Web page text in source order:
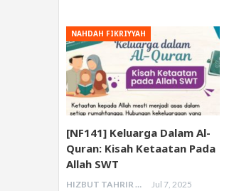
NAHDAH FIKRIYYAH
[NF141] Keluarga Dalam Al-
Quran: Kisah Ketaatan Pada
Allah SWT
HIZBUT TAHRIR MALAYSIA Jul 7, 2025